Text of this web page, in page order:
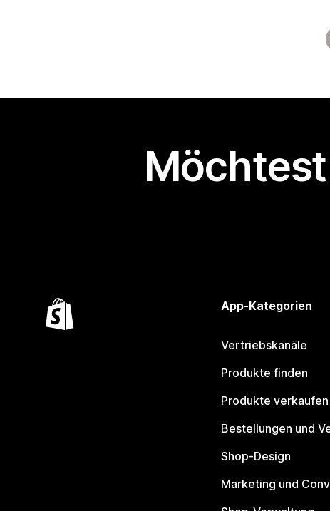
App-Kategorien
Vertriebskanäle
Produkte finden
Produkte verkaufen
Bestellungen und
Shop-Design
Marketing und